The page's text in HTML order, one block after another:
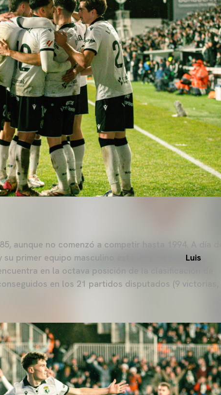
aunque no comenzó a competir hasta 1994. A día de
su primer equipo masculino está dirigido por Luis
en la octava posición de la clasificación de
en los 21 partidos disputados (9 victorias, 5